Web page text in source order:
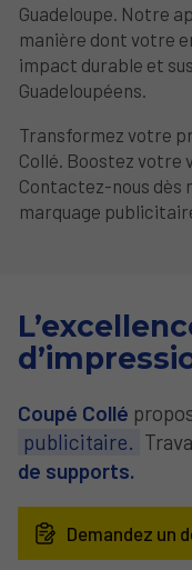
Guadeloupe. Notre
manière dont votre
impact durable et
Guadeloupéens.
Transformez votre
Collé. Boostez votre
Contactez-nous dès
marquage
Coupé Collé
publicitaire.
de supports.
Demandez un